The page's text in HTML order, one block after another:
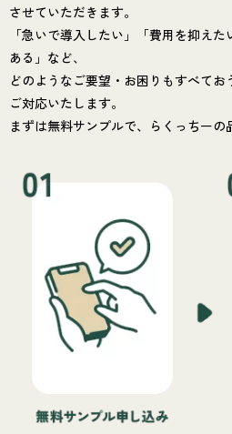
させていただきます。
「急いで導入したい」「費用を抑え
ある」など、
どのようなご要望・お困りもすべて
ご対応いたします。
まずは無料サンプルで、らくっちーの